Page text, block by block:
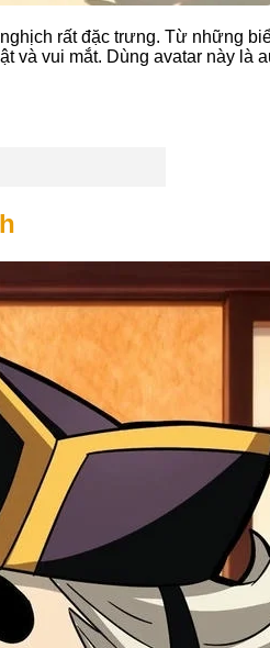
rất đặc trưng. Từ những
và vui mắt. Dùng avatar này là